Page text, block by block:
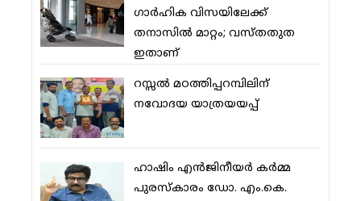
ഗാര്‍ഹിക വിസയിലേക്ക്
തനാസില്‍ മാറ്റം; വസ്തതുത
ഇതാണ്
റസ്സല്‍ മഠത്തിപ്പറമ്പിലിന്
നവോദയ യാത്രയയപ്പ്
ഹാഷിം എന്‍ജിനീയര്‍ കര്‍മ്മ
പുരസ്‌കാരം ഡോ. എം.കെ.